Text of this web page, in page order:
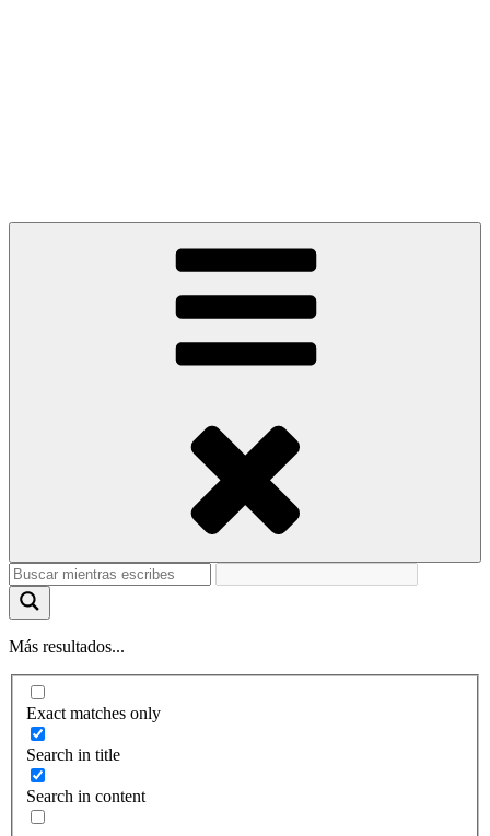
Más resultados...
Exact matches only
Search in title
Search in content